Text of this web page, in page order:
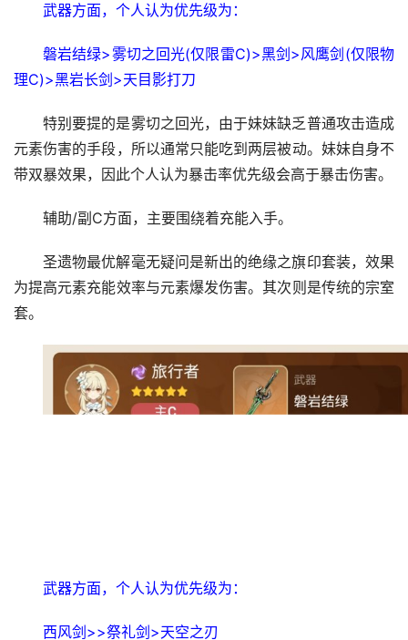
武器方面，个人认为优先级为：
磐岩结绿>雾切之回光(仅限雷C)>黑剑>风鹰剑(仅限物
理C)>黑岩长剑>天目影打刀
特别要提的是雾切之回光，由于妹妹缺乏普通攻击造成
元素伤害的手段，所以通常只能吃到两层被动。妹妹自身不
带双暴效果，因此个人认为暴击率优先级会高于暴击伤害。
辅助/副C方面，主要围绕着充能入手。
圣遗物最优解毫无疑问是新出的绝缘之旗印套装，效果
为提高元素充能效率与元素爆发伤害。其次则是传统的宗室
套。
武器方面，个人认为优先级为：
西风剑>>祭礼剑>天空之刃